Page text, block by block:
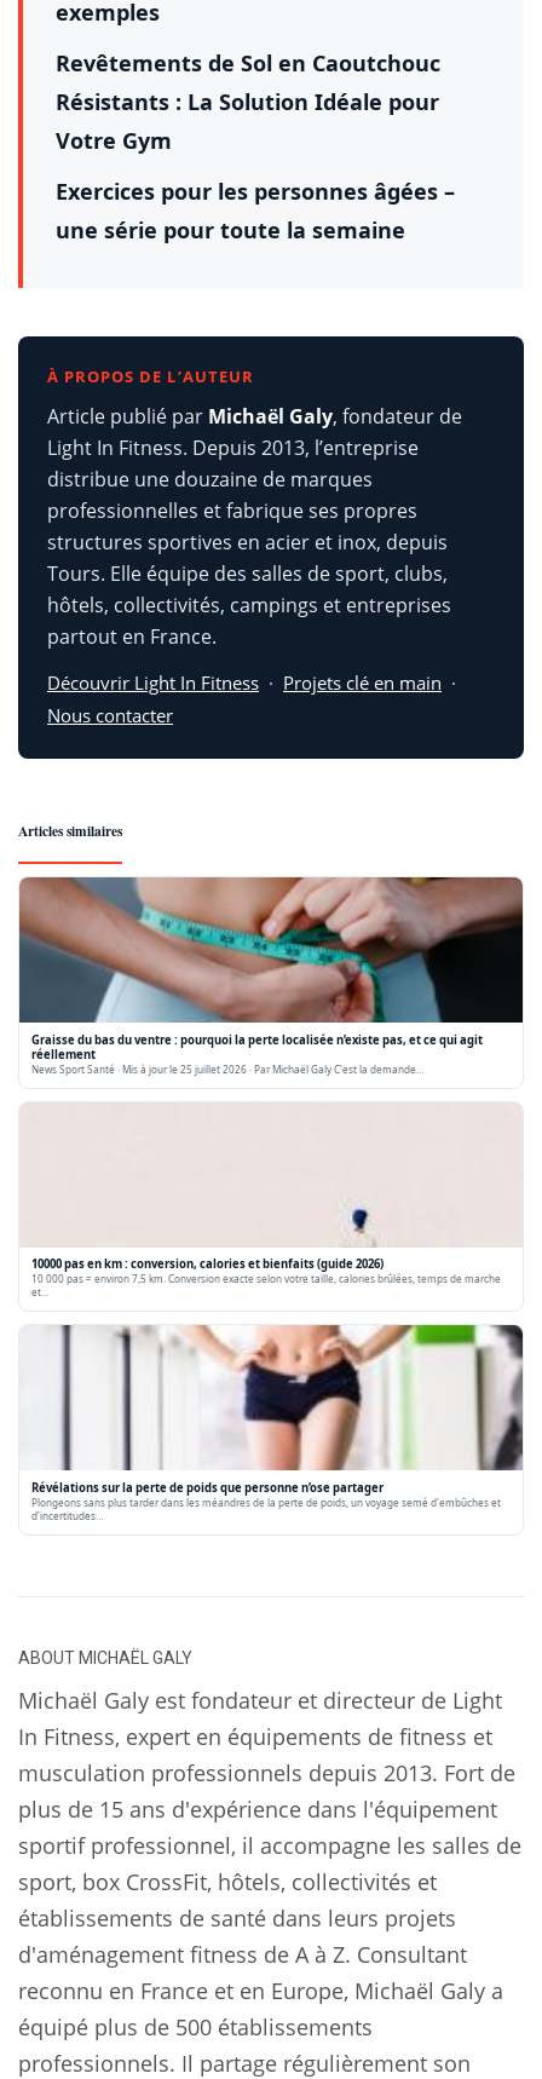
exemples
Revêtements de Sol en Caoutchouc
Résistants : La Solution Idéale pour
Votre Gym
Exercices pour les personnes âgées –
une série pour toute la semaine
À PROPOS DE L’AUTEUR
Article publié par Michaël Galy, fondateur de
Light In Fitness. Depuis 2013, l’entreprise
distribue une douzaine de marques
professionnelles et fabrique ses propres
structures sportives en acier et inox, depuis
Tours. Elle équipe des salles de sport, clubs,
hôtels, collectivités, campings et entreprises
partout en France.
Découvrir Light In Fitness · Projets clé en main ·
Nous contacter
Articles similaires
Graisse du bas du ventre : pourquoi la perte localisée n’existe pas, et ce qui agit
réellement
News Sport Santé · Mis à jour le 25 juillet 2026 · Par Michaël Galy C'est la demande…
10000 pas en km : conversion, calories et bienfaits (guide 2026)
10 000 pas = environ 7,5 km. Conversion exacte selon votre taille, calories brûlées, temps de marche
et…
Révélations sur la perte de poids que personne n’ose partager
Plongeons sans plus tarder dans les méandres de la perte de poids, un voyage semé d'embûches et
d'incertitudes…
ABOUT MICHAËL GALY
Michaël Galy est fondateur et directeur de Light
In Fitness, expert en équipements de fitness et
musculation professionnels depuis 2013. Fort de
plus de 15 ans d'expérience dans l'équipement
sportif professionnel, il accompagne les salles de
sport, box CrossFit, hôtels, collectivités et
établissements de santé dans leurs projets
d'aménagement fitness de A à Z. Consultant
reconnu en France et en Europe, Michaël Galy a
équipé plus de 500 établissements
professionnels. Il partage régulièrement son